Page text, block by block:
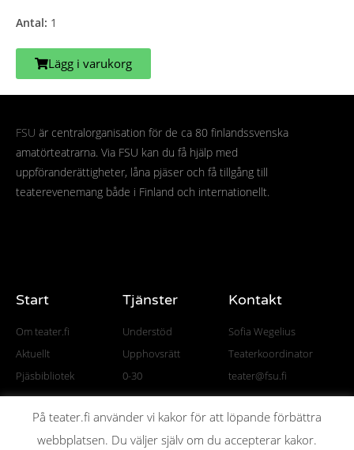
Antal: 1
Lägg i varukorg
FSU är centralorganisation för de ca 80 finlandssvenska
amatörteatrarna. Via FSU kan du få hjälp med
uppföranderättigheter, låna pjäser och få tillgång till
teaterevenemang både i Finland och internationellt.
Start
Om teater.fi
Aktuellt
Pjäsbibliotek
Tjänster
Understöd
Upphovsrätt
0-30
Kontakt
Sofia Wegelius
Teaterkoordinator
teater@fsu.fi
© All rights reserved
På teater.fi använder vi kakor för att löpande förbättra
webbplatsen. Du väljer själv om du accepterar kakor.